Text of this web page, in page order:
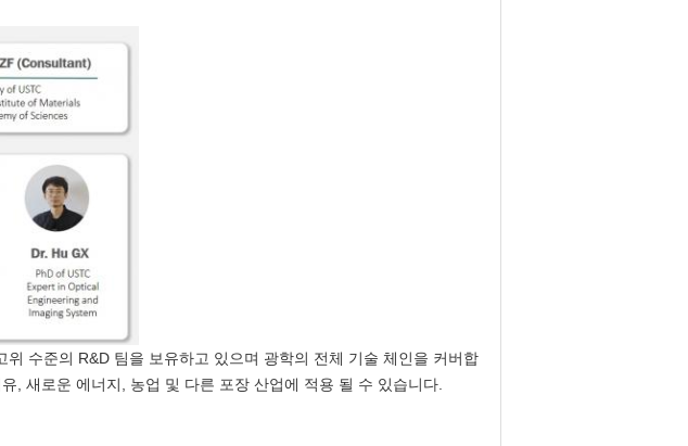
수준의 R&D 팀을 보유하고 있으며 광학의 전체 기술 체인을 커버합
, 새로운 에너지, 농업 및 다른 포장 산업에 적용 될 수 있습니다.